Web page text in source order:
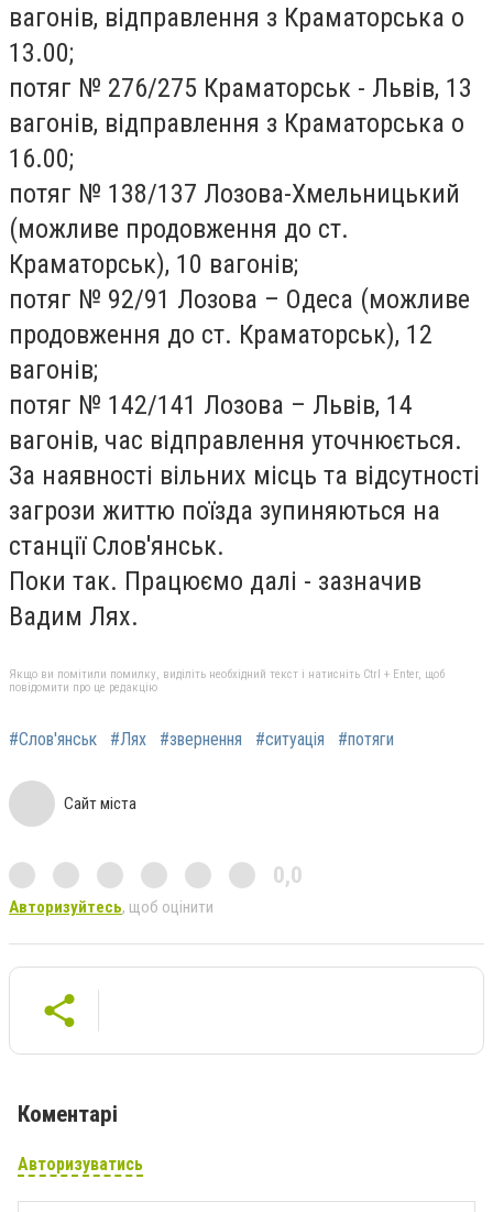
вагонів, відправлення з Краматорська о
13.00;
потяг № 276/275 Краматорськ - Львів, 13
вагонів, відправлення з Краматорська о
16.00;
потяг № 138/137 Лозова-Хмельницький
(можливе продовження до ст.
Краматорськ), 10 вагонів;
потяг № 92/91 Лозова – Одеса (можливе
продовження до ст. Краматорськ), 12
вагонів;
потяг № 142/141 Лозова – Львів, 14
вагонів, час відправлення уточнюється.
За наявності вільних місць та відсутності
загрози життю поїзда зупиняються на
станції Слов'янськ.
Поки так. Працюємо далі - зазначив
Вадим Лях.
Якщо ви помітили помилку, виділіть необхідний текст і натисніть Ctrl + Enter, щоб
повідомити про це редакцію
#Слов'янськ #Лях #звернення #ситуація #потяги
Сайт міста
0,0
Авторизуйтесь, щоб оцінити
Коментарі
Авторизуватись